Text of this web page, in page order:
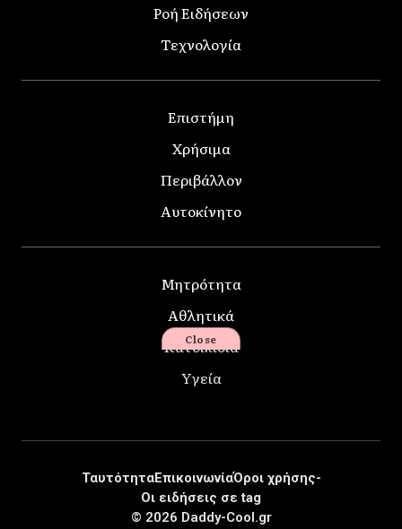
Ροή Ειδήσεων
Τεχνολογία
Επιστήμη
Χρήσιμα
Περιβάλλον
Αυτοκίνητο
Μητρότητα
Αθλητικά
Κατοικίδια
Υγεία
© 2026 Daddy-Cool.gr
ΤαυτότηταΕπικοινωνίαΌροι χρήσης-
Οι ειδήσεις σε tag
Close